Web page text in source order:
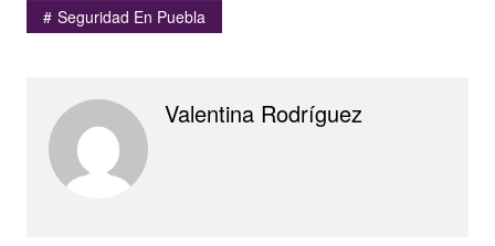
Seguridad En Puebla
Valentina Rodríguez